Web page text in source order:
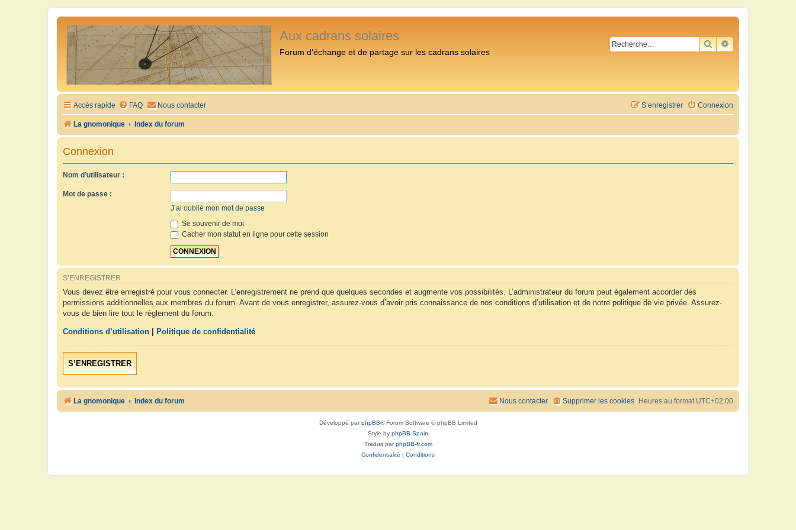
Aux cadrans solaires
Forum d'échange et de partage sur les cadrans solaires
RECHERCHER
RECHERCHE
Accès rapide FAQ Nous contacter Connexion
S’enregistrer
La gnomonique Index du forum
Connexion
Nom d’utilisateur :
Mot de passe :
J’ai oublié mon mot de passe
Se souvenir de moi
Cacher mon statut en ligne pour cette session
S’ENREGISTRER
Vous devez être enregistré pour vous connecter. L’enregistrement ne prend que quelques secondes et augmente vos possibilités. L’administrateur du forum peut également accorder des
permissions additionnelles aux membres du forum. Avant de vous enregistrer, assurez-vous d’avoir pris connaissance de nos conditions d’utilisation et de notre politique de vie privée. Assurez-
vous de bien lire tout le règlement du forum.
Conditions d’utilisation Politique de confidentialité
S’ENREGISTRER
La gnomonique Index du forum Heures au format UTC+02:00
Supprimer les cookies
Nous contacter
Développé parphpBB® Forum Software © phpBB Limited
Style by phpBB Spain
Traduit parphpBB-fr.com
Confidentialité
Conditions